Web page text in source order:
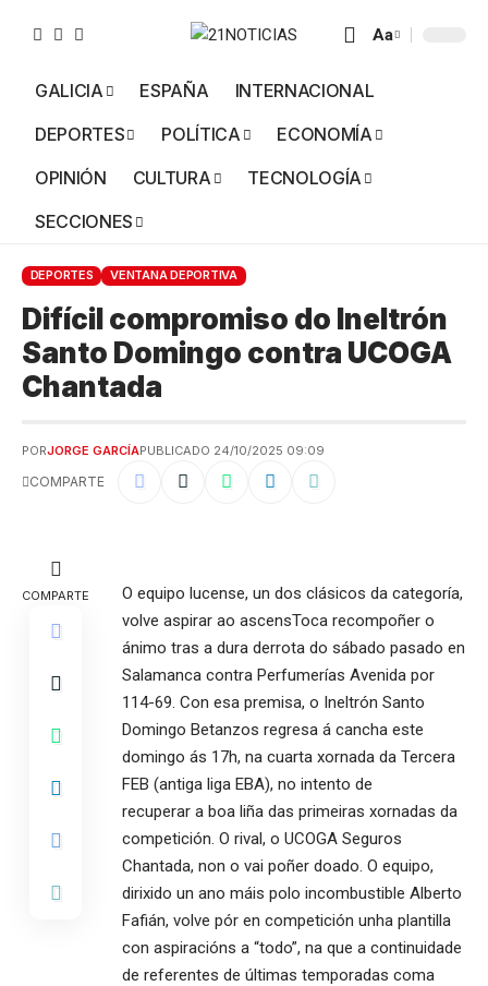
Aa
GALICIA ESPAÑA
INTERNACIONAL
DEPORTES
POLÍTICA
ECONOMÍA
OPINIÓN
CULTURA
TECNOLOGÍA
SECCIONES
DEPORTES VENTANA DEPORTIVA
Difícil compromiso do Ineltrón
Santo Domingo contra UCOGA
Chantada
PORJORGE GARCÍAPUBLICADO 24/10/2025 09:09
COMPARTE
COMPARTE
O equipo lucense, un dos clásicos da categoría,
volve aspirar ao ascensToca recompoñer o
ánimo tras a dura derrota do sábado pasado en
Salamanca contra Perfumerías Avenida por
114-69. Con esa premisa, o Ineltrón Santo
Domingo Betanzos regresa á cancha este
domingo ás 17h, na cuarta xornada da Tercera
FEB (antiga liga EBA), no intento de
recuperar a boa liña das primeiras xornadas da
competición. O rival, o UCOGA Seguros
Chantada, non o vai poñer doado. O equipo,
dirixido un ano máis polo incombustible Alberto
Fafián, volve pór en competición unha plantilla
con aspiracións a “todo”, na que a continuidade
de referentes de últimas temporadas coma